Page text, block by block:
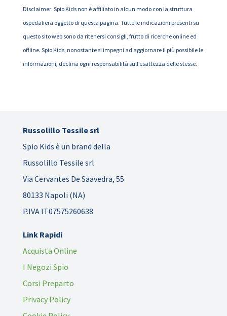
Disclaimer: Spio Kids non è affiliato in alcun modo con la struttura
ospedaliera oggetto di questa pagina. Tutte le indicazioni presenti su
questo sito web sono da ritenersi consigli, frutto di ricerche online ed
offline. Spio Kids, nonostante si impegni ad aggiornare il più possibile le
informazioni, declina ogni responsabilità sull’esattezza delle stesse.
Russolillo Tessile srl
Spio Kids è un brand della
Russolillo Tessile srl
Via Cervantes De Saavedra, 55
80133 Napoli (NA)
P.IVA IT07575260638
Link Rapidi
Acquista Online
I Negozi Spio
Corsi Preparto
Privacy Policy